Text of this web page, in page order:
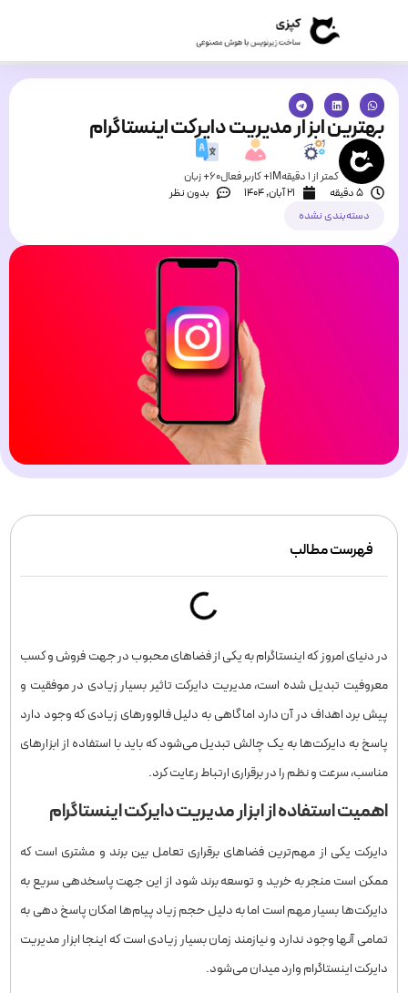
بهترین ابزار مدیریت دایرکت اینستاگرام
کمتر از 1 دقیقه 1M+ کاربر فعال
60+ زبان
5 دقیقه
۲۱ آبان, ۱۴۰۴
بدون نظر
دسته‌بندی نشده
فهرست مطالب
در دنیای امروز که اینستاگرام به یکی از فضاهای محبوب در جهت فروش و کسب
معروفیت تبدیل شده است، مدیریت دایرکت تاثیر بسیار زیادی در موفقیت و
پیش برد اهداف در آن دارد اما گاهی به دلیل فالوورهای زیادی که وجود دارد
پاسخ به دایرکت‌ها به یک چالش تبدیل می‌شود که باید با استفاده از ابزارهای
مناسب، سرعت و نظم را در برقراری ارتباط رعایت کرد.
اهمیت استفاده از ابزار مدیریت دایرکت اینستاگرام
دایرکت یکی از مهم‌ترین فضاهای برقراری تعامل بین برند و مشتری است که
ممکن است منجر به خرید و توسعه برند شود از این جهت پاسخدهی سریع به
دایرکت‌ها بسیار مهم است اما به دلیل حجم زیاد پیام‌ها امکان پاسخ دهی به
تمامی آنها وجود ندارد و نیازمند زمان بسیار زیادی است که اینجا ابزار مدیریت
دایرکت اینستاگرام وارد میدان می‌شود.